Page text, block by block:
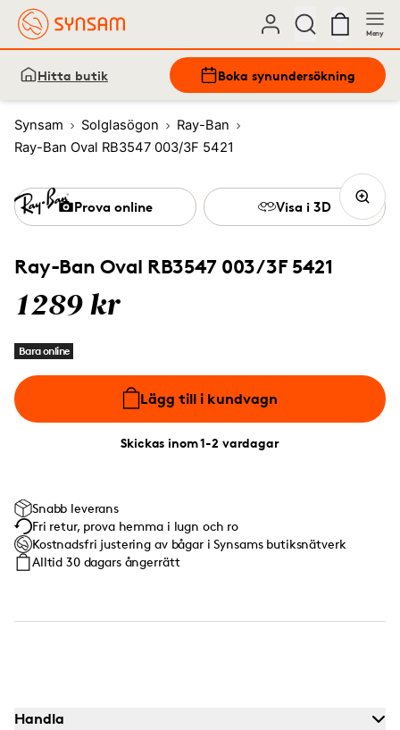
Meny
Hitta butik Boka synundersökning
Synsam Solglasögon
Ray-Ban
Ray-Ban Oval RB3547 003/3F 5421
Ray-Ban Oval RB3547 003/3F 5421
1289 kr
Bara online
Lägg till i kundvagn
Skickas inom 1-2 vardagar
Prova online Visa i 3D
Snabb leverans
Fri retur, prova hemma i lugn och ro
Kostnadsfri justering av bågar i Synsams butiksnätverk
Alltid 30 dagars ångerrätt
Handla